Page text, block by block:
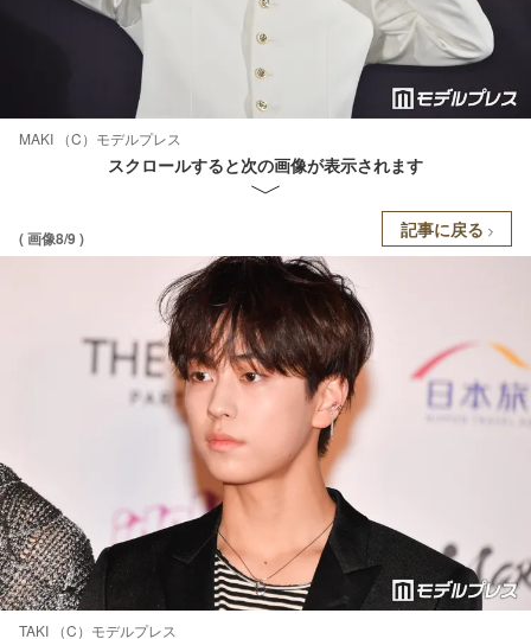
MAKI （C）モデルプレス
スクロールすると次の画像が表示されます
( 画像8/9 ) 記事に戻る
TAKI （C）モデルプレス